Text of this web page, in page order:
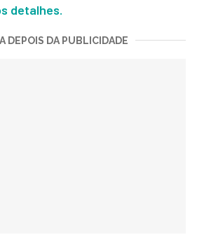
detalhes.
DEPOIS DA PUBLICIDADE